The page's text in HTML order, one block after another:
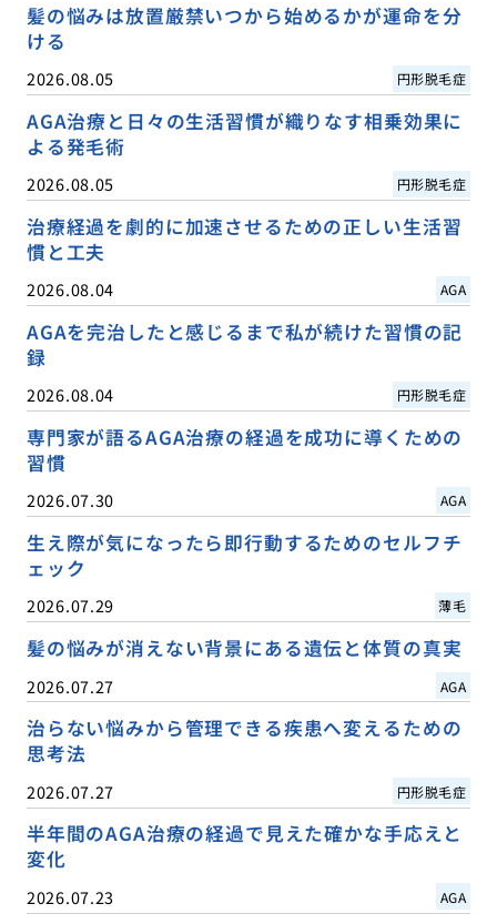
髪の悩みは放置厳禁いつから始めるかが運命を分
ける
2026.08.05 円形脱毛症
AGA治療と日々の生活習慣が織りなす相乗効果に
よる発毛術
2026.08.05 円形脱毛症
治療経過を劇的に加速させるための正しい生活習
慣と工夫
2026.08.04 AGA
AGAを完治したと感じるまで私が続けた習慣の記
録
2026.08.04 円形脱毛症
専門家が語るAGA治療の経過を成功に導くための
習慣
2026.07.30 AGA
生え際が気になったら即行動するためのセルフチ
ェック
2026.07.29 薄毛
髪の悩みが消えない背景にある遺伝と体質の真実
2026.07.27 AGA
治らない悩みから管理できる疾患へ変えるための
思考法
2026.07.27 円形脱毛症
半年間のAGA治療の経過で見えた確かな手応えと
変化
2026.07.23 AGA